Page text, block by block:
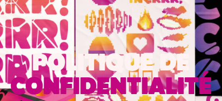
POLITIQUE DE
CONFIDENTIALITÉ